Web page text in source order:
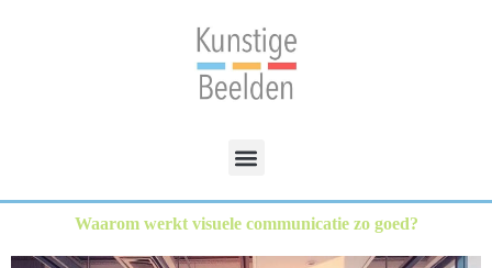
Waarom werkt visuele communicatie zo goed?